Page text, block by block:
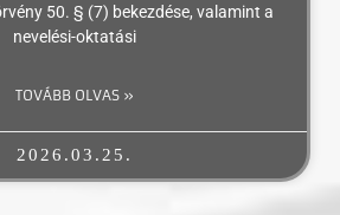
50. § (7) bekezdése, valamint a
nevelési-oktatási
TOVÁBB OLVAS »
2026.03.25.